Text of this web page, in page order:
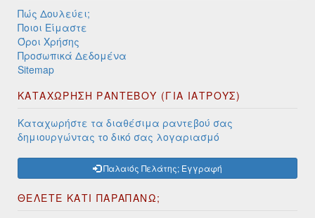
Πώς Δουλεύει;
Ποιοι Είμαστε
Όροι Χρήσης
Προσωπικά Δεδομένα
Sitemap
ΚΑΤΑΧΩΡΗΣΗ ΡΑΝΤΕΒΟΥ (ΓΙΑ ΙΑΤΡΟΥΣ)
Καταχωρήστε τα διαθέσιμα ραντεβού σας
δημιουργώντας το δικό σας λογαριασμό
Παλαιός Πελάτης; Εγγραφή
ΘΕΛΕΤΕ ΚΑΤΙ ΠΑΡΑΠΑΝΩ;